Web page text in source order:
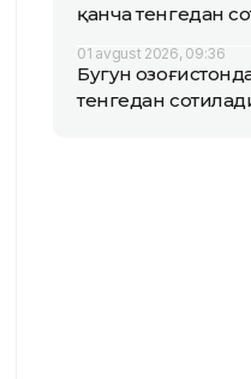
қанча тенгедан
01 avgust 2026, 09:36
Бугун
тенгедан